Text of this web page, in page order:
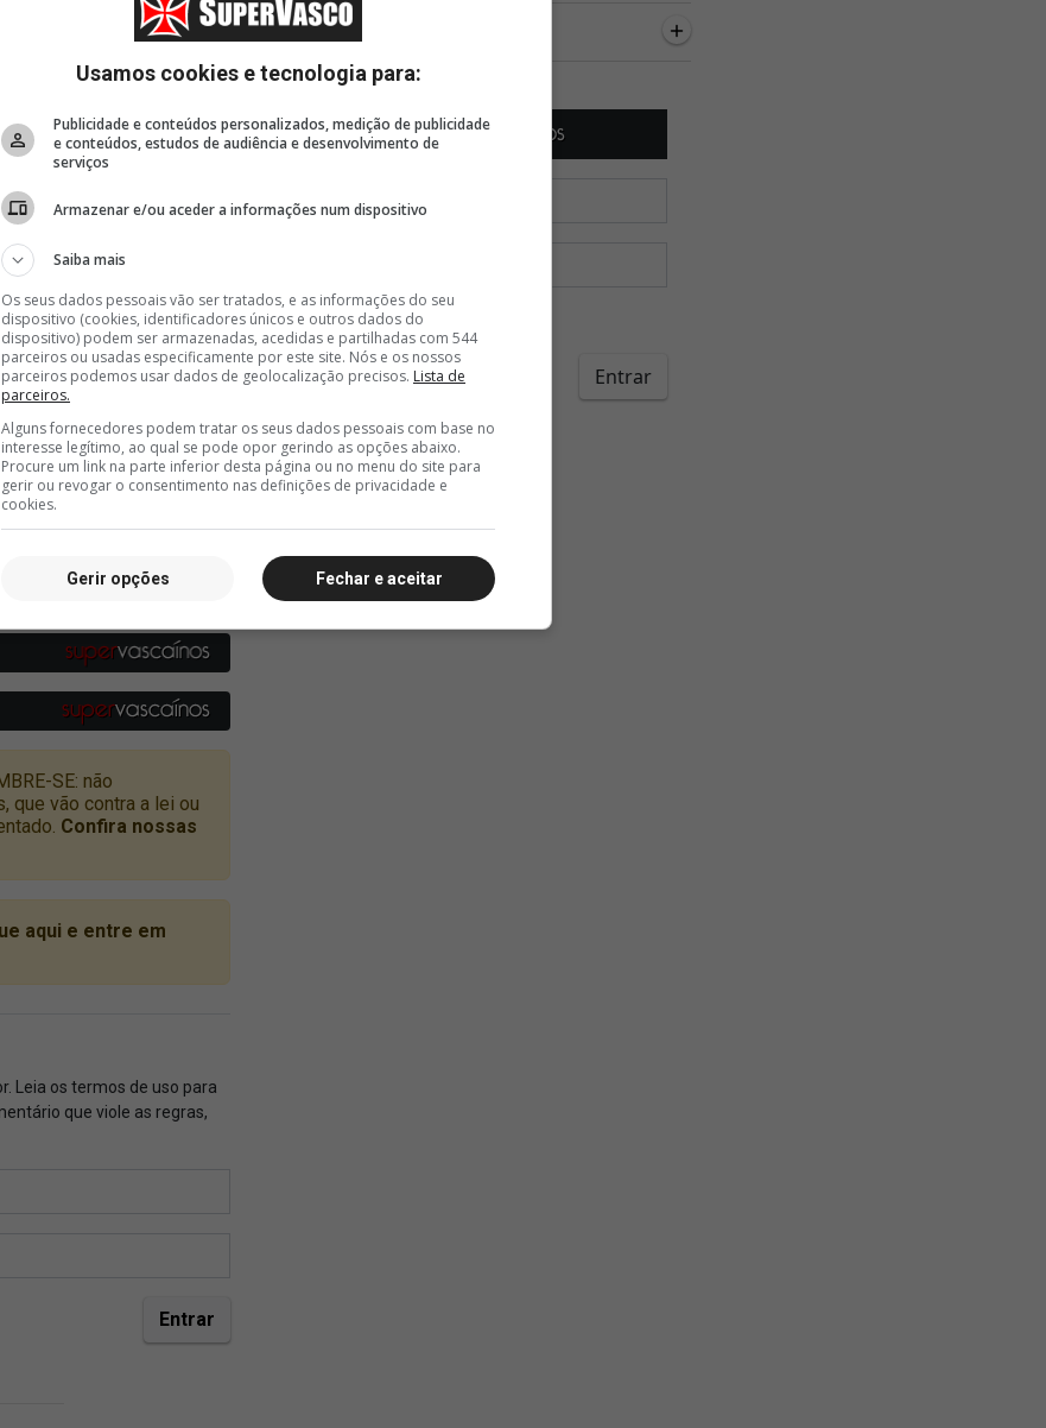
Elenco faz o último treino
antes de viajar para
MPRJ critica a forma
anos; ex-jogador foi
Apoie
Usamos cookies e tecnologia para:
Publicidade e conteúdos personalizados, medição de publicidade
e conteúdos, estudos de audiência e desenvolvimento de
serviços
Armazenar e/ou aceder a informações num dispositivo
Saiba mais
Os seus dados pessoais vão ser tratados, e as informações do seu
dispositivo (cookies, identificadores únicos e outros dados do
dispositivo) podem ser armazenadas, acedidas e partilhadas com 544
parceiros ou usadas especificamente por este site. Nós e os nossos
parceiros podemos usar dados de geolocalização precisos. Lista de
parceiros.
Alguns fornecedores podem tratar os seus dados pessoais com base no
interesse legítimo, ao qual se pode opor gerindo as opções abaixo.
Procure um link na parte inferior desta página ou no menu do site para
gerir ou revogar o consentimento nas definições de privacidade e
cookies.
Fechar e aceitar
Gerir opções